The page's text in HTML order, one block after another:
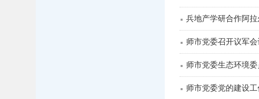
兵地产学研合作阿
师市党委召开议军
师市党委生态环境
师市党委党的建设